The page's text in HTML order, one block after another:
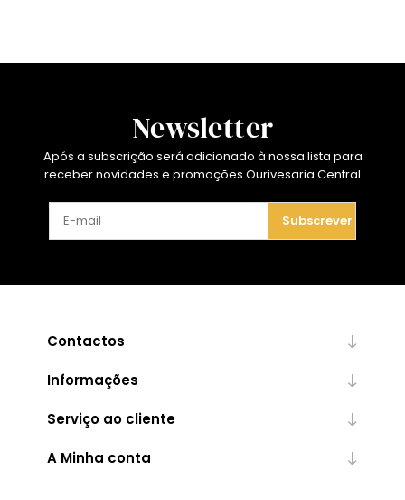
Newsletter
Após a subscrição será adicionado à nossa lista para
receber novidades e promoções Ourivesaria Central
Subscrever
Contactos
Informações
Serviço ao cliente
A Minha conta